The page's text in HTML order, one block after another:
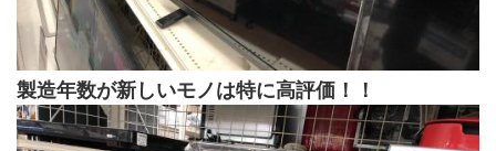
製造年数が新しいモノは特に高評価！！